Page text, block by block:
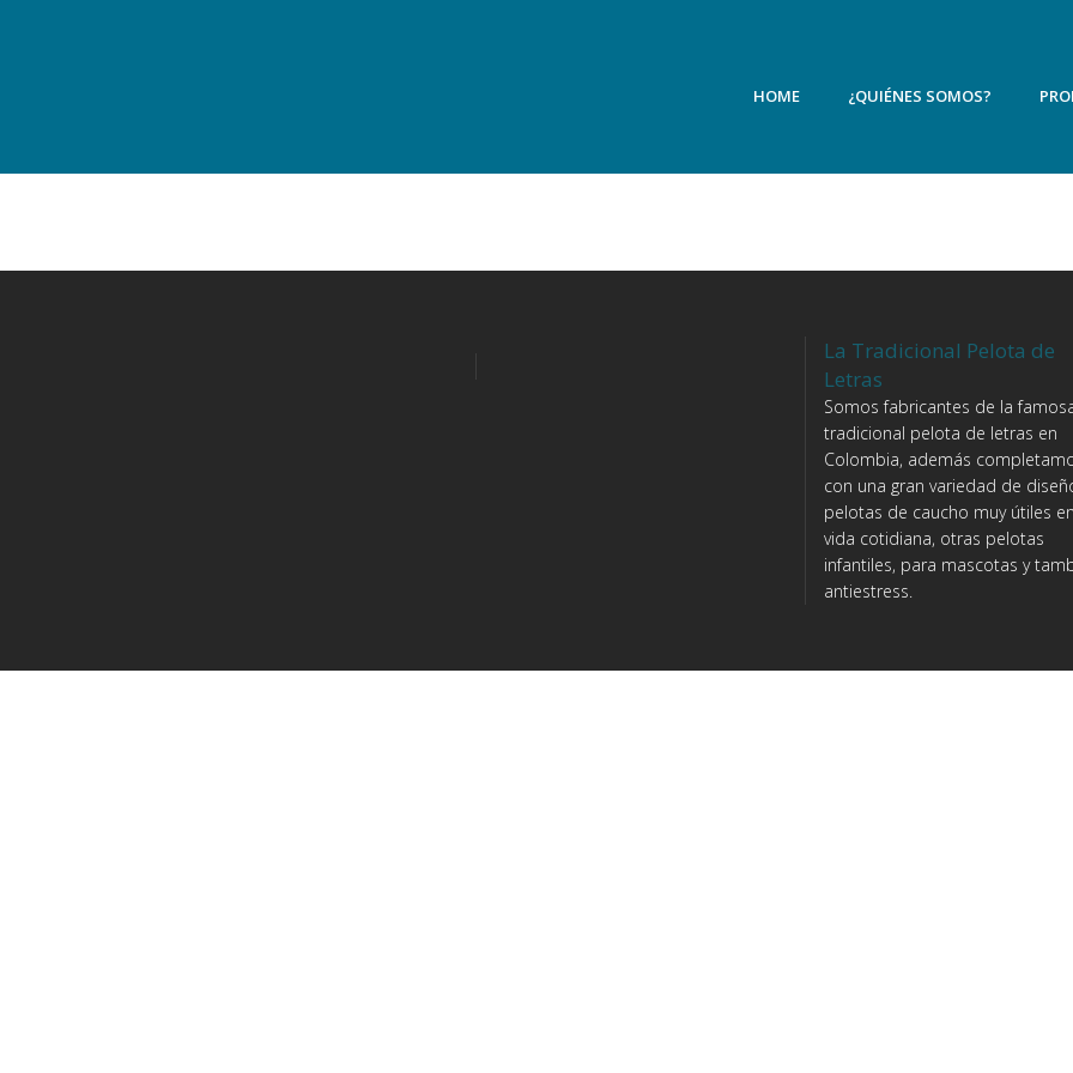
HOME ¿QUIÉNES SOMOS?
La Tradicional Pelota de
Letras
Somos fabricantes de la
tradicional pelota de letras en
Colombia, además
con una gran variedad de
pelotas de caucho muy útiles
vida cotidiana, otras pelotas
infantiles, para mascotas y
antiestress.